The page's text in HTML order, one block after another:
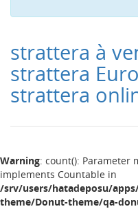
strattera à
strattera
strattera
Warning: count(): Parameter
implements Countable in
/srv/users/hatadeposu/
theme/Donut-theme/qa-